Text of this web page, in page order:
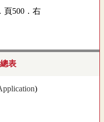
頁500．右
表
)